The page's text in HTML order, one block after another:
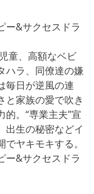
ー&サクセスドラ
童、高額なベビ
ハラ、同僚達の嫌
毎日が逆風の連
と家族の愛で吹き
。“専業主夫”宣
出生の秘密などイ
ヤキモキする。
ー&サクセスドラ